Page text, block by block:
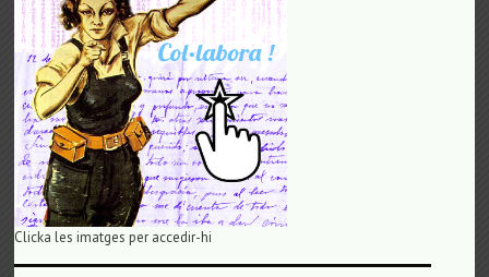
Clicka les imatges per accedir-hi